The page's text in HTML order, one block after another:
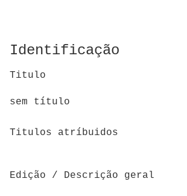
Identificação
Titulo
sem título
Titulos atríbuidos
Edição / Descrição geral